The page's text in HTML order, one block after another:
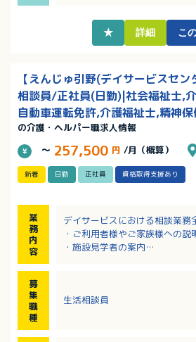
★ 詳細 こ
【えんじゅ引野(デイサービスセ
相談員/正社員(日勤)|社会福祉士,
自動車運転免許,介護福祉士,精神
の介護・ヘルパー職求人情報
～ 257,500 円 /月（概算）
新着 日勤 正社員 資格取得支援あり
業
務
内
容
デイサービスにおける相談業務
・ご利用者様やご家族様への説
・施設見学者の案内
・介護業務 等
募
集
職
種
生活相談員